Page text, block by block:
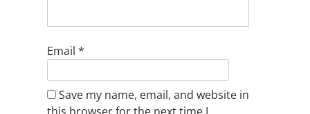
Email *
Save my name, email, and website in